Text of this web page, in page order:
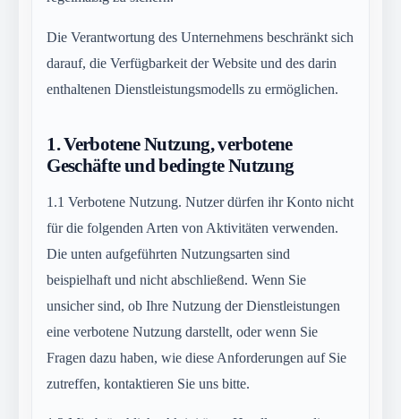
Die Verantwortung des Unternehmens beschränkt sich
darauf, die Verfügbarkeit der Website und des darin
enthaltenen Dienstleistungsmodells zu ermöglichen.
1.Verbotene Nutzung, verbotene
Geschäfte und bedingte Nutzung
1.1 Verbotene Nutzung. Nutzer dürfen ihr Konto nicht
für die folgenden Arten von Aktivitäten verwenden.
Die unten aufgeführten Nutzungsarten sind
beispielhaft und nicht abschließend. Wenn Sie
unsicher sind, ob Ihre Nutzung der Dienstleistungen
eine verbotene Nutzung darstellt, oder wenn Sie
Fragen dazu haben, wie diese Anforderungen auf Sie
zutreffen, kontaktieren Sie uns bitte.